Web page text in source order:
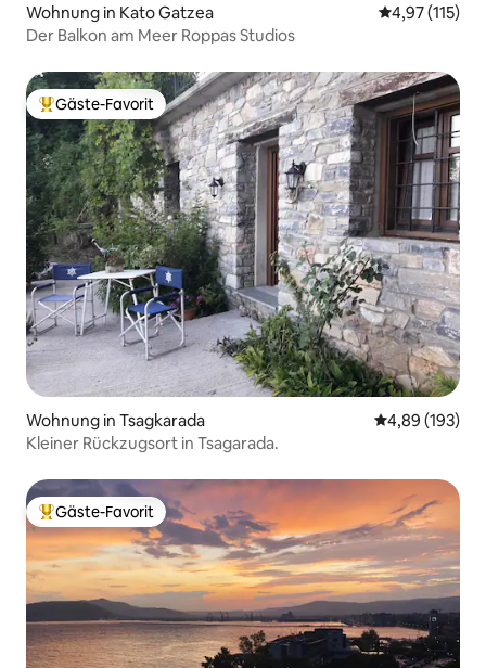
Wohnung in Kato Gatzea
4,97 (115)
Der Balkon am Meer Roppas Studios
Beliebter Gäste-Favorit.
Gäste-Favorit
Wohnung in Tsagkarada
4,89 (193)
Kleiner Rückzugsort in Tsagarada.
Beliebter Gäste-Favorit.
Gäste-Favorit